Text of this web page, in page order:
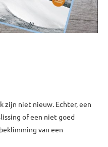
zijn niet nieuw. Echter, een
of een niet goed
van een